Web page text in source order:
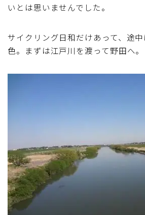
いとは思いませんでした。
サイクリング日和だけあって、途
色。まずは江戸川を渡って野田へ。